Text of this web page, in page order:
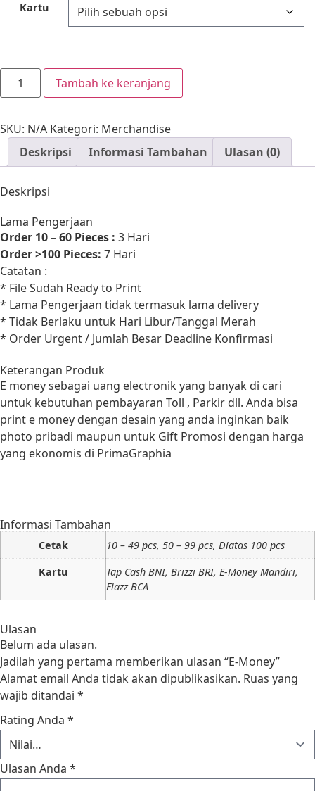
Kartu
Tambah ke keranjang
SKU: N/A Kategori: Merchandise
Deskripsi
Informasi Tambahan Ulasan (0)
Deskripsi
Lama Pengerjaan
Order 10 – 60 Pieces : 3 Hari
Order >100 Pieces: 7 Hari
Catatan :
* File Sudah Ready to Print
* Lama Pengerjaan tidak termasuk lama delivery
* Tidak Berlaku untuk Hari Libur/Tanggal Merah
* Order Urgent / Jumlah Besar Deadline Konfirmasi
Keterangan Produk
E money sebagai uang electronik yang banyak di cari
untuk kebutuhan pembayaran Toll , Parkir dll. Anda bisa
print e money dengan desain yang anda inginkan baik
photo pribadi maupun untuk Gift Promosi dengan harga
yang ekonomis di PrimaGraphia
Informasi Tambahan
Cetak
10 – 49 pcs, 50 – 99 pcs, Diatas 100 pcs
Kartu
Tap Cash BNI, Brizzi BRI, E-Money Mandiri,
Flazz BCA
Ulasan
Belum ada ulasan.
Jadilah yang pertama memberikan ulasan “E-Money”
Alamat email Anda tidak akan dipublikasikan. Ruas yang
wajib ditandai *
Rating Anda *
Ulasan Anda *